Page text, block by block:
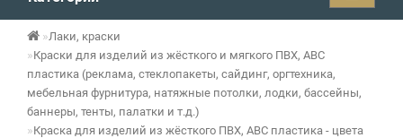
Лаки, краски
Краски для изделий из жёсткого и мягкого ПВХ, ABC
пластика (реклама, стеклопакеты, сайдинг, оргтехника,
мебельная фурнитура, натяжные потолки, лодки, бассейны,
баннеры, тенты, палатки и т.д.)
Краска для изделий из жёсткого ПВХ, ABC пластика - цвета